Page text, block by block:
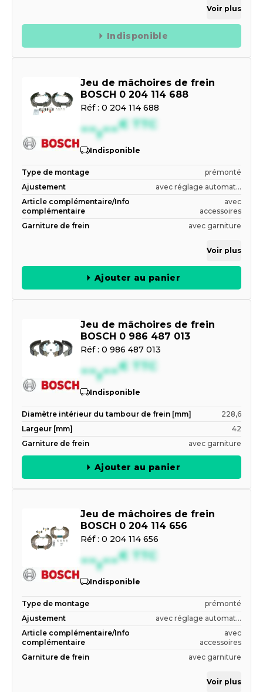
Voir plus
Indisponible
Jeu de mâchoires de frein
BOSCH 0 204 114 688
Réf : 0 204 114 688
--,--€ TTC
Indisponible
Type de montage
prémonté
Ajustement
avec réglage automat...
Article complémentaire/Info
complémentaire
avec
accessoires
Garniture de frein
avec garniture
Voir plus
Ajouter au panier
Jeu de mâchoires de frein
BOSCH 0 986 487 013
Réf : 0 986 487 013
--,--€ TTC
Indisponible
Diamètre intérieur du tambour de frein [mm]
228,6
Largeur [mm]
42
Garniture de frein
avec garniture
Ajouter au panier
Jeu de mâchoires de frein
BOSCH 0 204 114 656
Réf : 0 204 114 656
--,--€ TTC
Indisponible
Type de montage
prémonté
Ajustement
avec réglage automat...
Article complémentaire/Info
complémentaire
avec
accessoires
Garniture de frein
avec garniture
Voir plus